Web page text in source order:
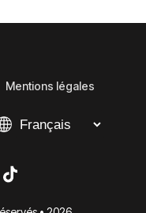
Mentions légales